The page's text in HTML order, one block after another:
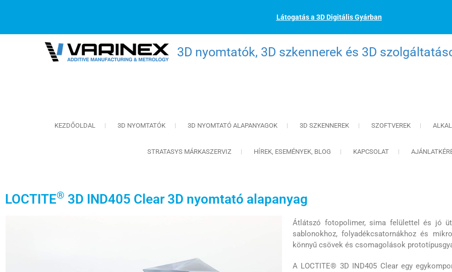
Látogatás a 3D Digitális Gyárban
3D nyomtatók, 3D szkennerek és 3D
KEZDŐOLDAL 3D NYOMTATÓK 3D NYOMTATÓ ALAPANYAGOK 3D SZKENNEREK SZOFTVEREK
STRATASYS MÁRKASZERVIZ HÍREK, ESEMÉNYEK, BLOG KAPCSOLAT
LOCTITE® 3D IND405 Clear 3D nyomtató alapanyag
Átlátszó fotopolimer, sima felülettel és jó
sablonokhoz, folyadékcsatornákhoz és
könnyű csövek és csomagolások
A LOCTITE® 3D IND405 Clear egy